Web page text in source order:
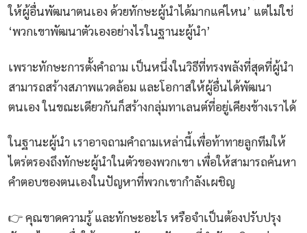
ให้ผู้อื่นพัฒนาตนเอง ด้วยทักษะผู้นำได้มากแค่ไหน’ แต่ไม่ใช่
‘พวกเขาพัฒนาตัวเองอย่างไรในฐานะผู้นำ’
เพราะทักษะการตั้งคำถาม เป็นหนึ่งในวิธีที่ทรงพลังที่สุดที่ผู้นำ
สามารถสร้างสภาพแวดล้อม และโอกาสให้ผู้อื่นได้พัฒนา
ตนเอง ในขณะเดียวกันก็สร้างกลุ่มทาเลนต์ที่อยู่เคียงข้างเราได้
ในฐานะผู้นำ เราอาจถามคำถามเหล่านี้เพื่อท้าทายลูกทีมให้
ไตร่ตรองถึงทักษะผู้นำในตัวของพวกเขา เพื่อให้สามารถค้นหา
คำตอบของตนเองในปัญหาที่พวกเขากำลังเผชิญ
👉 คุณขาดความรู้ และทักษะอะไร หรือจำเป็นต้องปรับปรุง